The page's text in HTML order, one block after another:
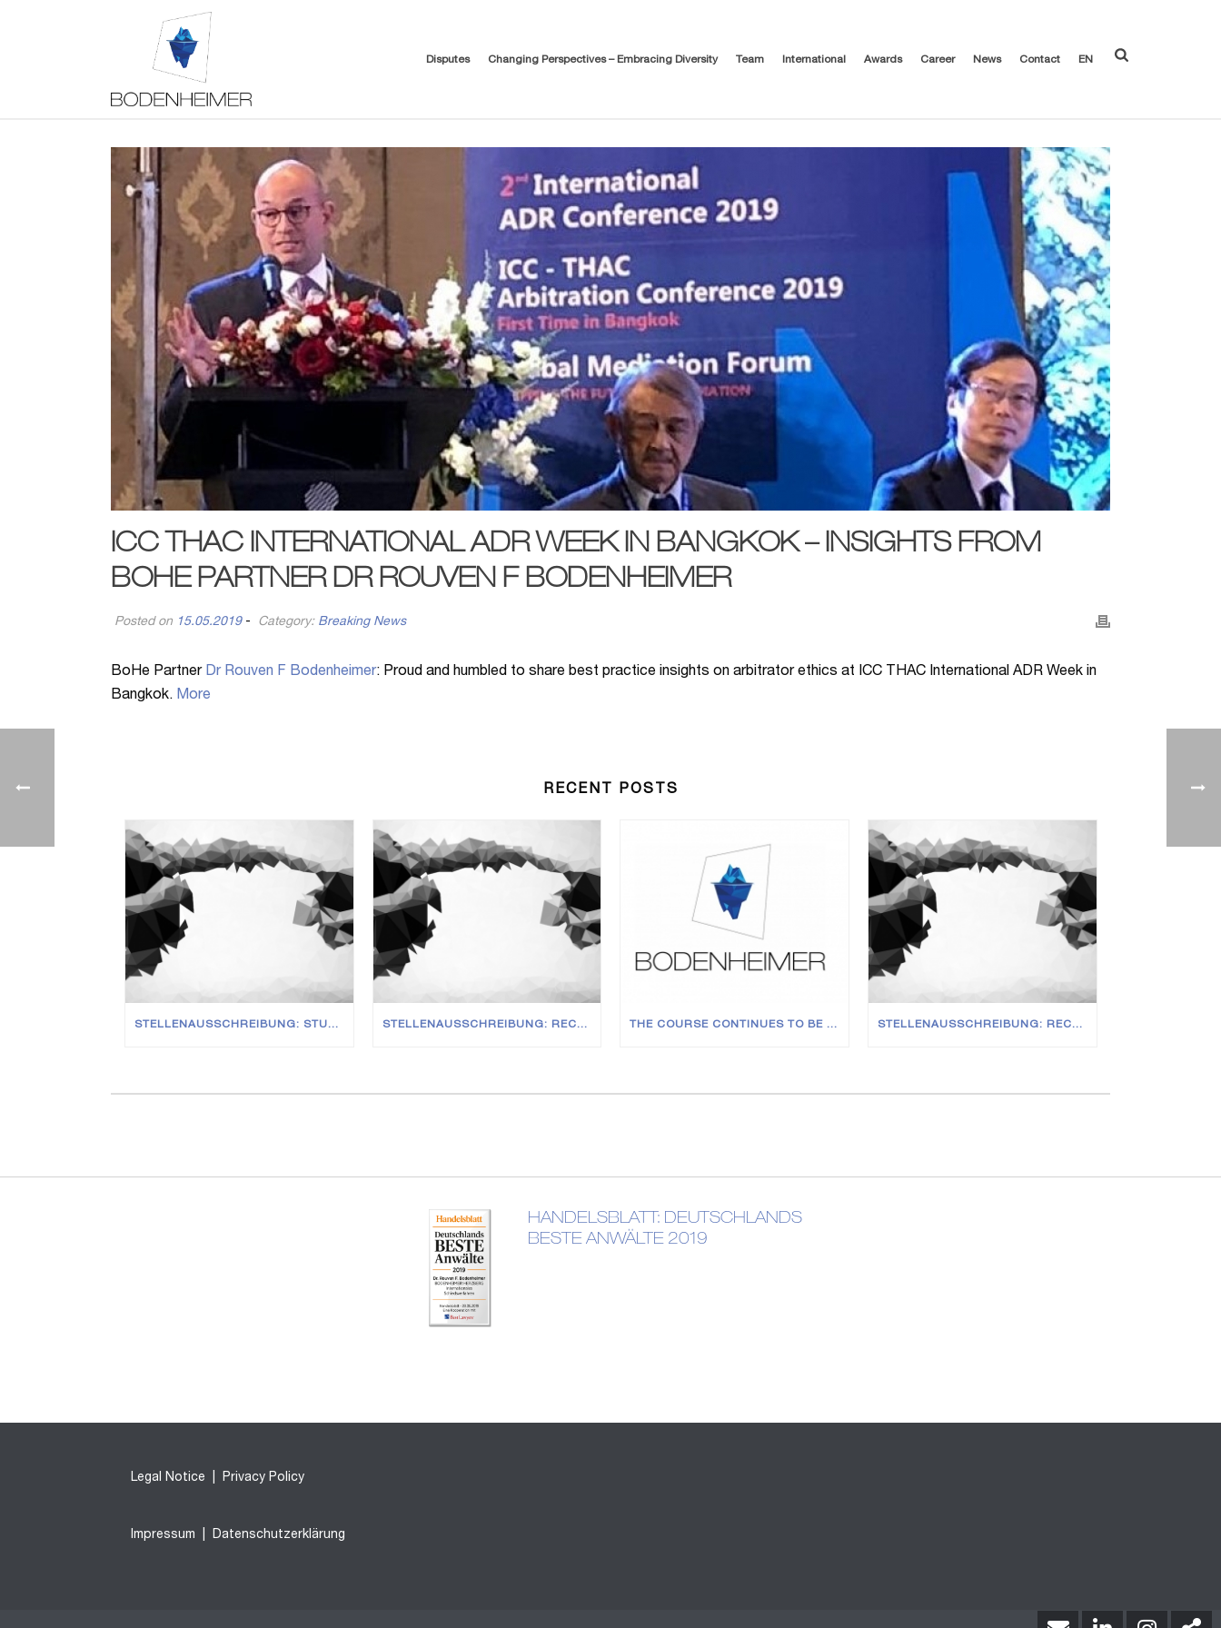
Disputes Changing Perspectives – Embracing Diversity Team International Awards Career News Contact EN
ICC THAC INTERNATIONAL ADR WEEK IN BANGKOK – INSIGHTS FROM
BOHE PARTNER DR ROUVEN F BODENHEIMER
Posted on 15.05.2019- Category: Breaking News
BoHe Partner Dr Rouven F Bodenheimer: Proud and humbled to share best practice insights on arbitrator ethics at ICC THAC International ADR Week in
Bangkok. More
RECENT POSTS
STELLENAUSSCHREIBUNG: STUDENTISCHE MITARBEITER (M/W/D) STELLENAUSSCHREIBUNG: RECHTSANWÄLTE (M/W/D) IN VOLL- UND TEILZEIT THE COURSE CONTINUES TO BE SET FOR GROWTH – NEW JOINERS AT ALL LEVELS STELLENAUSSCHREIBUNG: RECHTSANWÄLTE (M/W/D) IN VOLL- UND TEILZEIT
HANDELSBLATT: DEUTSCHLANDS
BESTE ANWÄLTE 2019
Legal Notice Privacy Policy
Impressum Datenschutzerklärung